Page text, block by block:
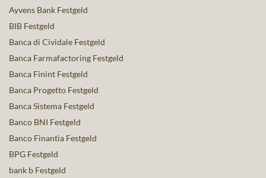
Ayvens Bank Festgeld
BIB Festgeld
Banca di Cividale Festgeld
Banca Farmafactoring Festgeld
Banca Finint Festgeld
Banca Progetto Festgeld
Banca Sistema Festgeld
Banco BNI Festgeld
Banco Finantia Festgeld
BPG Festgeld
bank b Festgeld